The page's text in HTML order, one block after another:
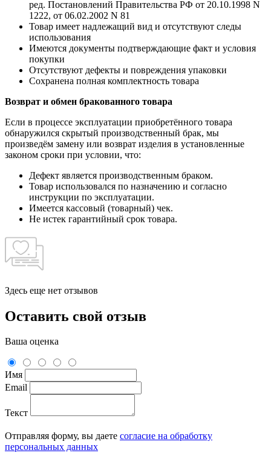
ред. Постановлений Правительства РФ от 20.10.1998 N
1222, от 06.02.2002 N 81
Товар имеет надлежащий вид и отсутствуют следы
использования
Имеются документы подтверждающие факт и условия
покупки
Отсутствуют дефекты и повреждения упаковки
Сохранена полная комплектность товара
Возврат и обмен бракованного товара
Если в процессе эксплуатации приобретённого товара
обнаружился скрытый производственный брак, мы
произведём замену или возврат изделия в установленные
законом сроки при условии, что:
Дефект является производственным браком.
Товар использовался по назначению и согласно
инструкции по эксплуатации.
Имеется кассовый (товарный) чек.
Не истек гарантийный срок товара.
Здесь еще нет отзывов
Оставить свой отзыв
Ваша оценка
Имя
Email
Текст
Отправляя форму, вы даете согласие на обработку
персональных данных